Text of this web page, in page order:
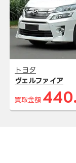
トヨタ
ヴェルファイア
買取金額